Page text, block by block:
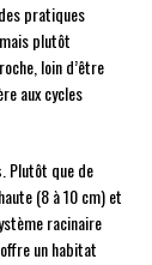
pratiques
plutôt
loin d’être
aux cycles
. Plutôt que de
(8 à 10 cm) et
racinaire
un habitat